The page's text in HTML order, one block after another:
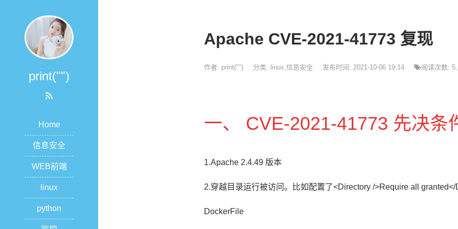
print("")
Home
信息安全
WEB前端
linux
python
Apache CVE-2021-41773 复现
作者: print("") 分类: linux,信息安全 发布时间: 2021-10-06 19:14 阅读次数:
一、 CVE-2021-41773 先决条
1.Apache 2.4.49 版本
2.穿越目录运行被访问。比如配置了<Directory />Require all granted</
DockerFile